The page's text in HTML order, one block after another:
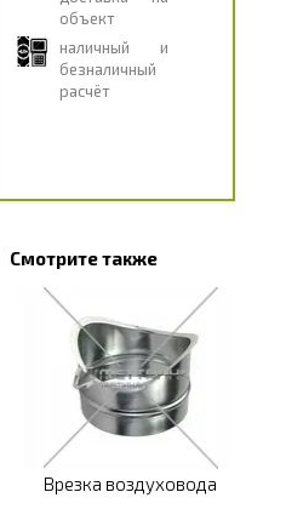
объект
наличный и
безналичный
расчёт
Смотрите также
Врезка воздуховода